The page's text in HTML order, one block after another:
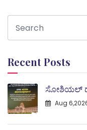
Recent Posts
ಸೋಶಿಯಲ್
Aug